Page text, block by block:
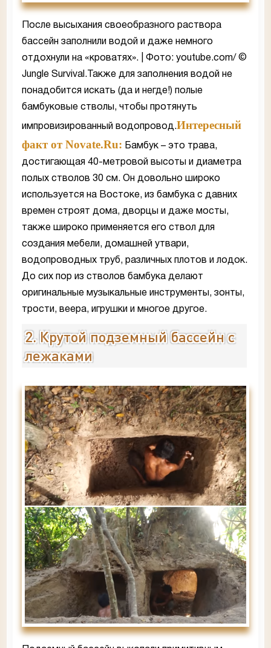
После высыхания своеобразного раствора
бассейн заполнили водой и даже немного
отдохнули на «кроватях». | Фото: youtube.com/ ©
Jungle Survival.Также для заполнения водой не
понадобится искать (да и негде!) полые
бамбуковые стволы, чтобы протянуть
импровизированный водопровод.Интересный
факт от Novate.Ru: Бамбук – это трава,
достигающая 40-метровой высоты и диаметра
полых стволов 30 см. Он довольно широко
используется на Востоке, из бамбука с давних
времен строят дома, дворцы и даже мосты,
также широко применяется его ствол для
создания мебели, домашней утвари,
водопроводных труб, различных плотов и лодок.
До сих пор из стволов бамбука делают
оригинальные музыкальные инструменты, зонты,
трости, веера, игрушки и многое другое.
2. Крутой подземный бассейн с
лежаками